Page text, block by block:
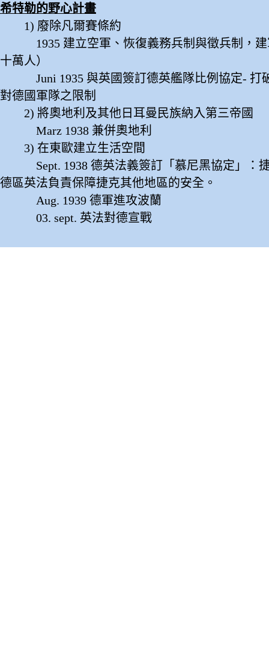
希特勒的野心計畫
1) 廢除凡爾賽條約
1935 建立空軍、恢復義務兵制與徵兵制，建
十萬人）
Juni 1935 與英國簽訂德英艦隊比例協定- 打
對德國軍隊之限制
2) 將奧地利及其他日耳曼民族納入第三帝國
Marz 1938 兼併奧地利
3) 在東歐建立生活空間
Sept. 1938 德英法義簽訂「慕尼黑協定」：
德區英法負責保障捷克其他地區的安全。
Aug. 1939 德軍進攻波蘭
03. sept. 英法對德宣戰